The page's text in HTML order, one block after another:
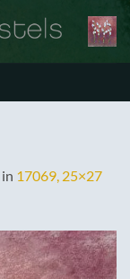
in 17069, 25×27